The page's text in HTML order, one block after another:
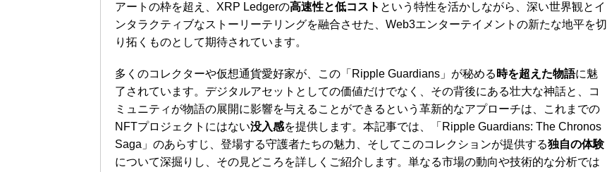
アートの枠を超え、XRP Ledgerの高速性と低コスト という特性を活かしながら、深い世界観とイ
ンタラクティブなストーリーテリングを融合させた、Web3エンターテイメントの新たな地平を切
り拓くものとして期待されています。
多くのコレクターや仮想通貨愛好家が、この「Ripple Guardians」が秘める 時を超えた物語に魅
了されています。デジタルアセットとしての価値だけでなく、その背後にある壮大な神話と、コ
ミュニティが物語の展開に影響を与えることができるという革新的なアプローチは、これまでの
NFTプロジェクトにはない没入感を提供します。本記事では、「Ripple Guardians: The Chronos
Saga」のあらすじ、登場する守護者たちの魅力、そしてこのコレクションが提供する独自の体験
について深掘りし、その見どころを詳しくご紹介します。単なる市場の動向や技術的な分析では